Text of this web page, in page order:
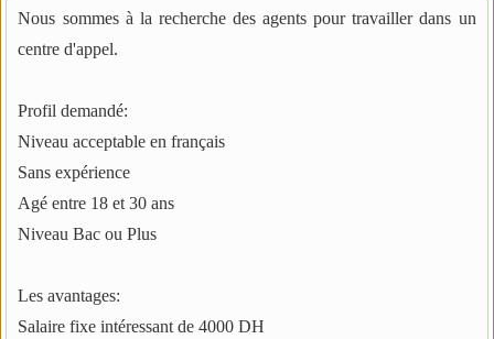
Nous sommes à la recherche des agents pour travailler dans un
centre d'appel.
Profil demandé:
Niveau acceptable en français
Sans expérience
Agé entre 18 et 30 ans
Niveau Bac ou Plus
Les avantages:
Salaire fixe intéressant de 4000 DH